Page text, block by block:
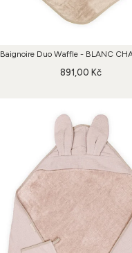
Baignoire Duo Waffle - BLANC
891,00 Kč